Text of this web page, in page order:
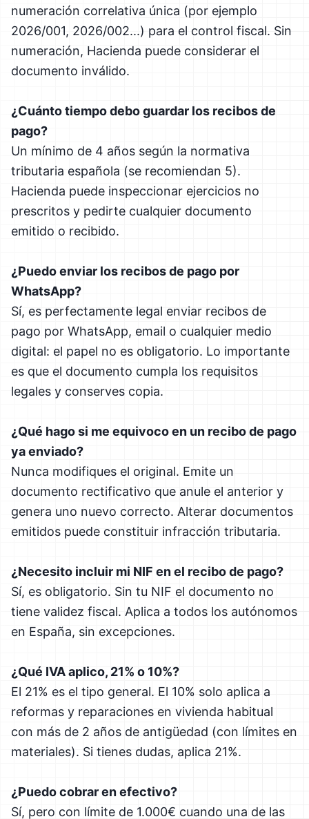
numeración correlativa única (por ejemplo
2026/001, 2026/002...) para el control fiscal. Sin
numeración, Hacienda puede considerar el
documento inválido.
¿Cuánto tiempo debo guardar los recibos de
pago?
Un mínimo de 4 años según la normativa
tributaria española (se recomiendan 5).
Hacienda puede inspeccionar ejercicios no
prescritos y pedirte cualquier documento
emitido o recibido.
¿Puedo enviar los recibos de pago por
WhatsApp?
Sí, es perfectamente legal enviar recibos de
pago por WhatsApp, email o cualquier medio
digital: el papel no es obligatorio. Lo importante
es que el documento cumpla los requisitos
legales y conserves copia.
¿Qué hago si me equivoco en un recibo de pago
ya enviado?
Nunca modifiques el original. Emite un
documento rectificativo que anule el anterior y
genera uno nuevo correcto. Alterar documentos
emitidos puede constituir infracción tributaria.
¿Necesito incluir mi NIF en el recibo de pago?
Sí, es obligatorio. Sin tu NIF el documento no
tiene validez fiscal. Aplica a todos los autónomos
en España, sin excepciones.
¿Qué IVA aplico, 21% o 10%?
El 21% es el tipo general. El 10% solo aplica a
reformas y reparaciones en vivienda habitual
con más de 2 años de antigüedad (con límites en
materiales). Si tienes dudas, aplica 21%.
¿Puedo cobrar en efectivo?
Sí, pero con límite de 1.000€ cuando una de las